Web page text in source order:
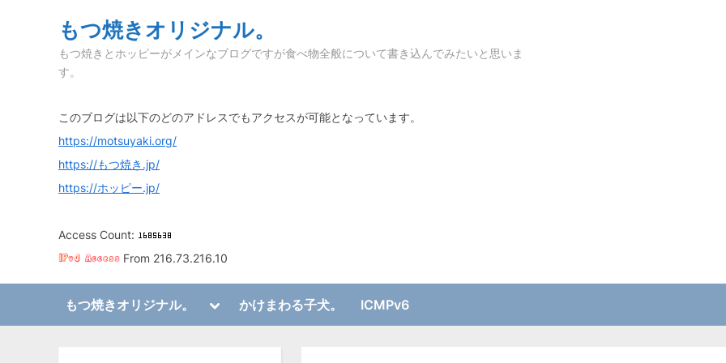
もつ焼きオリジナル。
もつ焼きとホッピーがメインなブログですが食べ物全般について書き込んでみたいと思いま
す。
このブログは以下のどのアドレスでもアクセスが可能となっています。
https://motsuyaki.org/
https://もつ焼き.jp/
https://ホッピー.jp/
Access Count:
From 216.73.216.10
もつ焼きオリジナル。
Toggle
menu
Toggle
かけまわる子犬。 ICMPv6